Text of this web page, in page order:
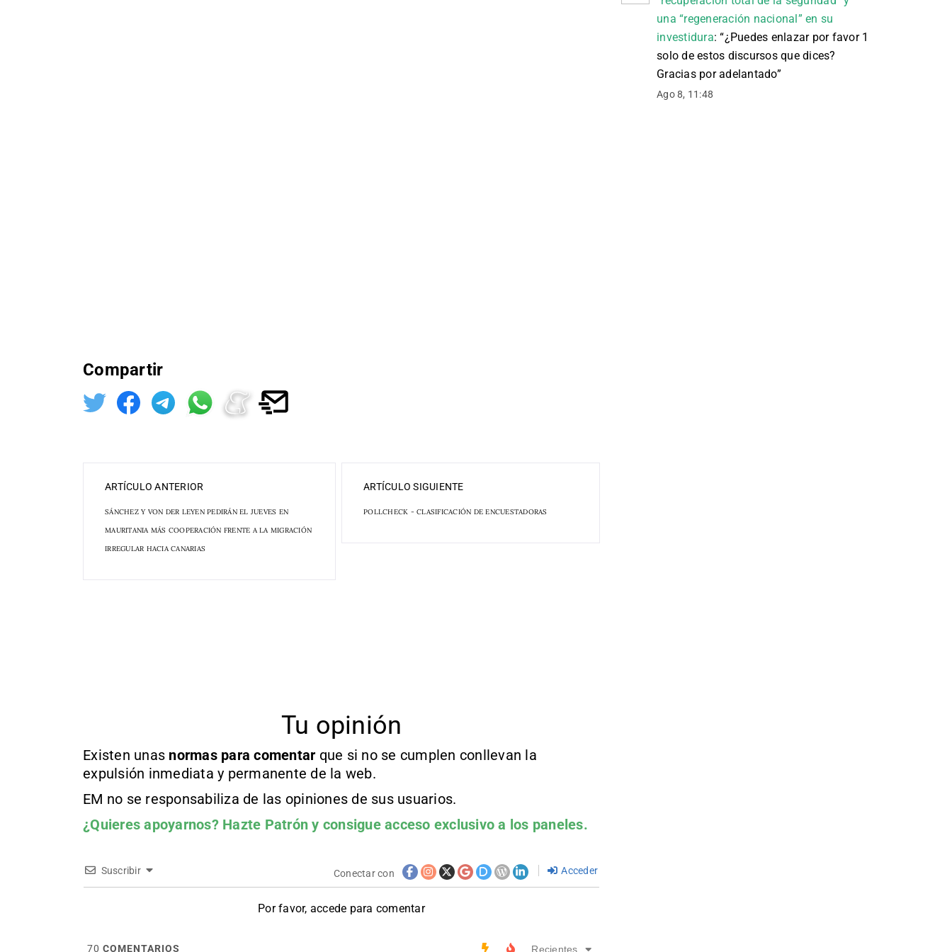
Compartir
ARTÍCULO ANTERIOR
SÁNCHEZ Y VON DER LEYEN PEDIRÁN EL JUEVES EN
MAURITANIA MÁS COOPERACIÓN FRENTE A LA MIGRACIÓN
IRREGULAR HACIA CANARIAS
ARTÍCULO SIGUIENTE
POLLCHECK - CLASIFICACIÓN DE ENCUESTADORAS
Tu opinión
Existen unas normas para comentar que si no se cumplen conllevan la
expulsión inmediata y permanente de la web.
EM no se responsabiliza de las opiniones de sus usuarios.
¿Quieres apoyarnos? Hazte Patrón y consigue acceso exclusivo a los paneles.
Suscribir Conectar con Acceder
Por favor, accede para comentar
70 COMENTARIOS Recientes
una “regeneración nacional” en su
investidura: “¿Puedes enlazar por favor 1
solo de estos discursos que dices?
Gracias por adelantado”
Ago 8, 11:48